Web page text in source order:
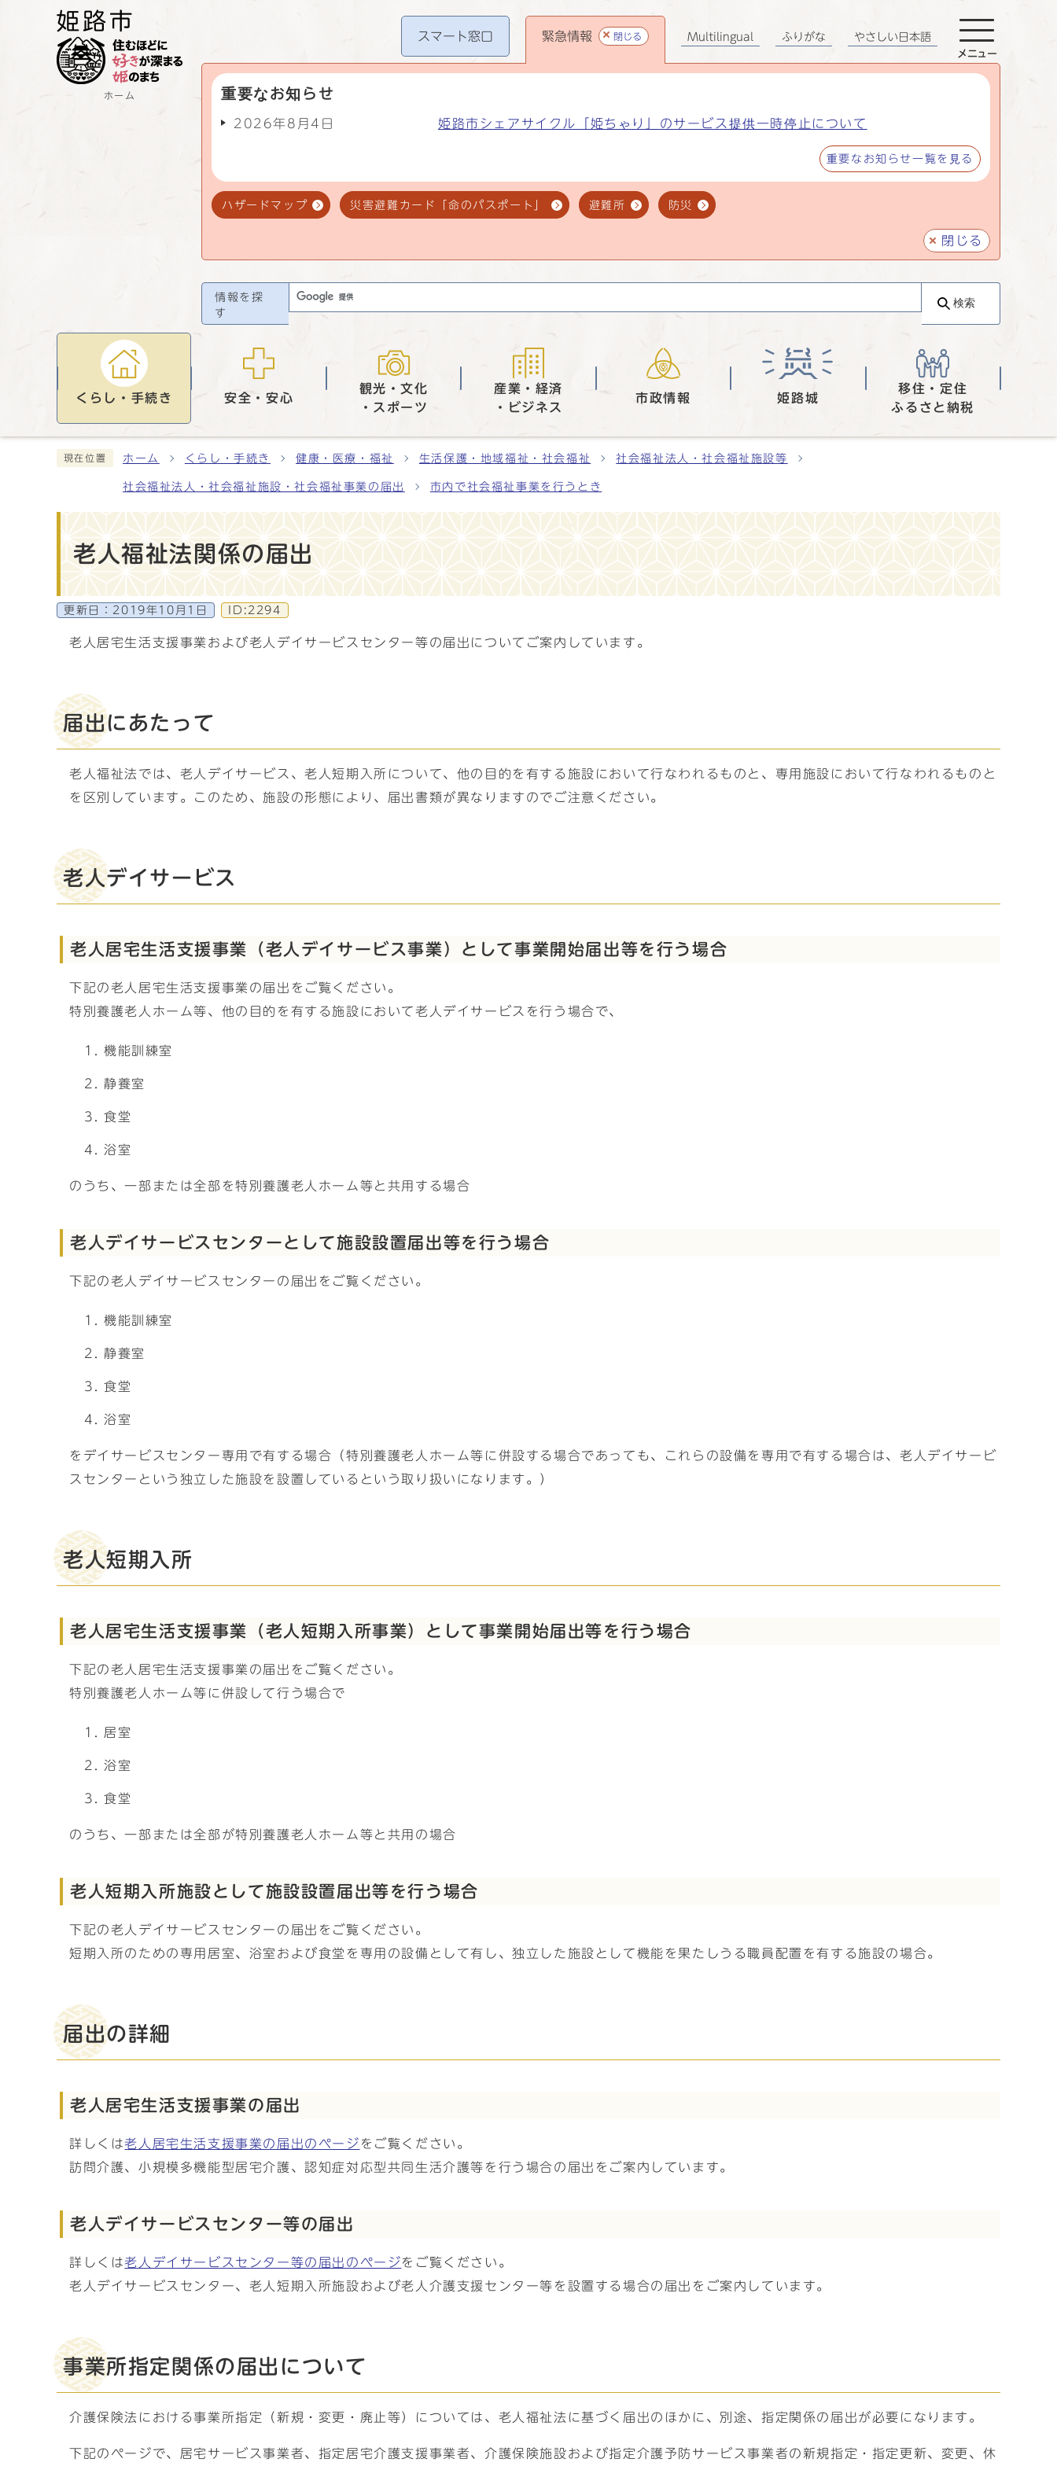
ホーム
スマート窓口 緊急情報 閉じる
重要なお知らせ
2026年8月4日 姫路市シェアサイクル「姫ちゃり」のサービス提供一時停止について
重要なお知らせ一覧を見る
ハザードマップ 災害避難カード「命のパスポート」 避難所 防災
閉じる
Multilingual ふりがな やさしい日本語
メニュー
情報を探
す
検索
くらし・手続き 安全・安心
観光・文化
・スポーツ
産業・経済
・ビジネス
市政情報 姫路城
移住・定住
ふるさと納税
現在位置 ホーム くらし・手続き 健康・医療・福祉 生活保護・地域福祉・社会福祉 社会福祉法人・社会福祉施設等
社会福祉法人・社会福祉施設・社会福祉事業の届出 市内で社会福祉事業を行うとき
老人福祉法関係の届出
更新日： 2019年10月1日 ID:2294
老人居宅生活支援事業および老人デイサービスセンター等の届出についてご案内しています。
届出にあたって
老人福祉法では、老人デイサービス、老人短期入所について、他の目的を有する施設において行なわれるものと、専用施設において行なわれるものと
を区別しています。このため、施設の形態により、届出書類が異なりますのでご注意ください。
老人デイサービス
老人居宅生活支援事業（老人デイサービス事業）として事業開始届出等を行う場合
下記の老人居宅生活支援事業の届出をご覧ください。
特別養護老人ホーム等、他の目的を有する施設において老人デイサービスを行う場合で、
機能訓練室
静養室
食堂
浴室
のうち、一部または全部を特別養護老人ホーム等と共用する場合
老人デイサービスセンターとして施設設置届出等を行う場合
下記の老人デイサービスセンターの届出をご覧ください。
機能訓練室
静養室
食堂
浴室
をデイサービスセンター専用で有する場合（特別養護老人ホーム等に併設する場合であっても、これらの設備を専用で有する場合は、老人デイサービ
スセンターという独立した施設を設置しているという取り扱いになります。）
老人短期入所
老人居宅生活支援事業（老人短期入所事業）として事業開始届出等を行う場合
下記の老人居宅生活支援事業の届出をご覧ください。
特別養護老人ホーム等に併設して行う場合で
居室
浴室
食堂
のうち、一部または全部が特別養護老人ホーム等と共用の場合
老人短期入所施設として施設設置届出等を行う場合
下記の老人デイサービスセンターの届出をご覧ください。
短期入所のための専用居室、浴室および食堂を専用の設備として有し、独立した施設として機能を果たしうる職員配置を有する施設の場合。
届出の詳細
老人居宅生活支援事業の届出
詳しくは老人居宅生活支援事業の届出のページ をご覧ください。
訪問介護、小規模多機能型居宅介護、認知症対応型共同生活介護等を行う場合の届出をご案内しています。
老人デイサービスセンター等の届出
詳しくは老人デイサービスセンター等の届出のページをご覧ください。
老人デイサービスセンター、老人短期入所施設および老人介護支援センター等を設置する場合の届出をご案内しています。
事業所指定関係の届出について
介護保険法における事業所指定（新規・変更・廃止等）については、老人福祉法に基づく届出のほかに、別途、指定関係の届出が必要になります。
下記のページで、居宅サービス事業者、指定居宅介護支援事業者、介護保険施設および指定介護予防サービス事業者の新規指定・指定更新、変更、休